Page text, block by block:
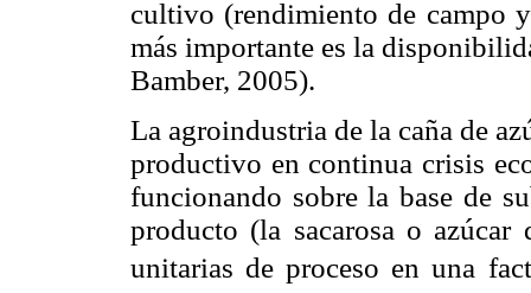
cultivo (rendimiento de campo
más importante es la
Bamber, 2005).
La agroindustria de la caña de
productivo en continua crisis
funcionando sobre la base de
producto (la sacarosa o azúcar
unitarias de proceso en una